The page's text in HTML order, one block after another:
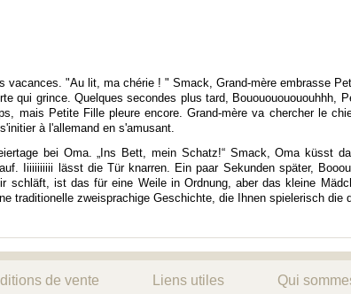
vacances. "Au lit, ma chérie ! " Smack, Grand-mère embrasse
qui grince. Quelques secondes plus tard, Bououououououhhh,
mais Petite Fille pleure encore. Grand-mère va chercher le
à l'allemand en s'amusant.
bei Oma. „Ins Bett, mein Schatz!“ Smack, Oma küsst
Iiiiiiiiiii lässt die Tür knarren. Ein paar Sekunden später,
schläft, ist das für eine Weile in Ordnung, aber das kleine
traditionelle zweisprachige Geschichte, die Ihnen spielerisch die
de vente Liens utiles Qui